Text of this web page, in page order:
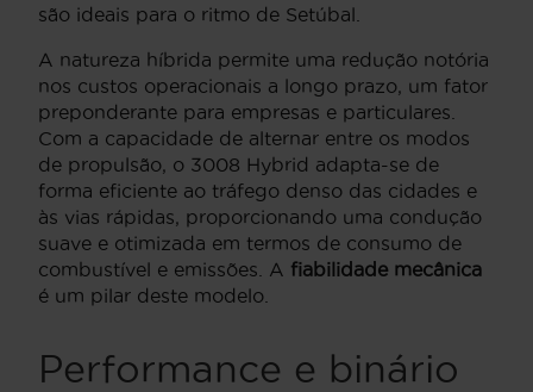
são ideais para o ritmo de Setúbal.
A natureza híbrida permite uma redução notória
nos custos operacionais a longo prazo, um fator
preponderante para empresas e particulares.
Com a capacidade de alternar entre os modos
de propulsão, o 3008 Hybrid adapta-se de
forma eficiente ao tráfego denso das cidades e
às vias rápidas, proporcionando uma condução
suave e otimizada em termos de consumo de
combustível e emissões. A fiabilidade mecânica
é um pilar deste modelo.
Performance e binário